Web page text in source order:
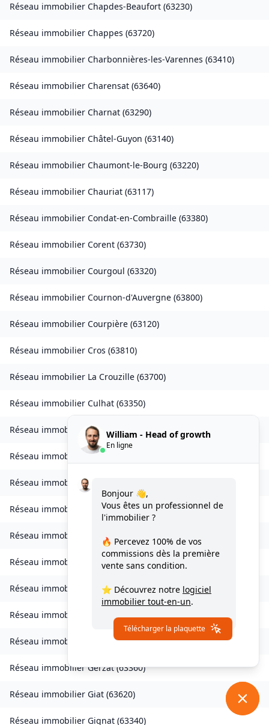
Réseau immobilier Chapdes-Beaufort (63230)
Réseau immobilier Chappes (63720)
Réseau immobilier Charbonnières-les-Varennes (63410)
Réseau immobilier Charensat (63640)
Réseau immobilier Charnat (63290)
Réseau immobilier Châtel-Guyon (63140)
Réseau immobilier Chaumont-le-Bourg (63220)
Réseau immobilier Chauriat (63117)
Réseau immobilier Condat-en-Combraille (63380)
Réseau immobilier Corent (63730)
Réseau immobilier Courgoul (63320)
Réseau immobilier Cournon-d'Auvergne (63800)
Réseau immobilier Courpière (63120)
Réseau immobilier Cros (63810)
Réseau immobilier La Crouzille (63700)
Réseau immobilier Culhat (63350)
Réseau immobilierDurmignat 63700
Réseau immobilier Échandelys
Réseau immobilierÉgliseneuve-des-Liards
Réseau immobilier Églisolles(63840 )
Réseau immobilier Escoutoux
Réseau immobilier Espinasse(63390)
Réseau immobilier Espirat(63160)
Réseau immobilier Fayet-Ronaye(63630)
Réseau immobilier Aulhat-Flat(63500)
Réseau immobilierGerzat(63360)
Réseau immobilier Giat (63620)
Réseau immobilier Gignat (63340)
William - Head of growth
En ligne
Bonjour 👋,
Vous êtes un professionnel de
l'immobilier ?
🔥 Percevez 100% de vos
commissions dès la première
vente sans condition.
⭐ Découvrez notre logiciel
immobilier tout-en-un.
Télécharger la plaquette